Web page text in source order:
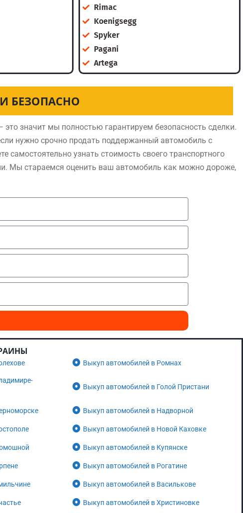
Rimac
Koenigsegg
Spyker
Pagani
Artega
БЕЗОПАСНО
значит мы полностью гарантируем безопасность сделки.
нужно срочно продать поддержанный автомобиль с
узнать стоимость своего транспортного
Мы стараемся оценить ваш автомобиль как можно дороже,
Выкуп автомобилей в Ромнах
Выкуп автомобилей в Голой Пристани
Выкуп автомобилей в Надворной
Выкуп автомобилей в Новой Каховке
Выкуп автомобилей в Купянске
Выкуп автомобилей в Рогатине
Выкуп автомобилей в Василькове
Выкуп автомобилей в Христиновке